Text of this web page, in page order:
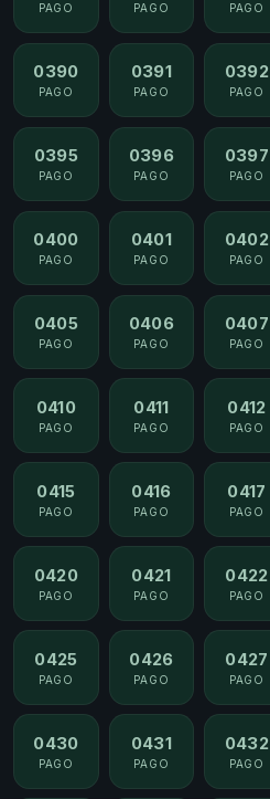
PAGO PAGO PAGO
0390
PAGO
0391
PAGO
0392
PAGO
0395
PAGO
0396
PAGO
0397
PAGO
0400
PAGO
0401
PAGO
0402
PAGO
0405
PAGO
0406
PAGO
0407
PAGO
0410
PAGO
0411
PAGO
0412
PAGO
0415
PAGO
0416
PAGO
0417
PAGO
0420
PAGO
0421
PAGO
0422
PAGO
0425
PAGO
0426
PAGO
0427
PAGO
0430
PAGO
0431
PAGO
0432
PAGO